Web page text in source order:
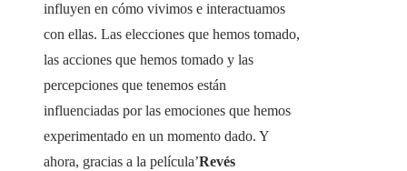
influyen en cómo vivimos e interactuamos
con ellas. Las elecciones que hemos tomado,
las acciones que hemos tomado y las
percepciones que tenemos están
influenciadas por las emociones que hemos
experimentado en un momento dado. Y
ahora, gracias a la película’Revés